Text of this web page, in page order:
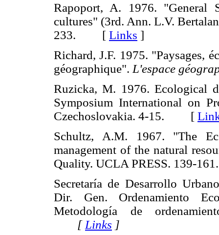
Rapoport, A. 1976. "General
cultures" (3rd. Ann. L.V.
233. [ Links ]
Richard, J.F. 1975. "Paysages,
géographique". L'espace
Ruzicka, M. 1976. Ecological
Symposium International on
Czechoslovakia. 4-15. [
Schultz, A.M. 1967. "The
management of the natural
Quality. UCLA PRESS.
Secretaría de Desarrollo
Dir. Gen. Ordenamiento
Metodología de
[Links ]